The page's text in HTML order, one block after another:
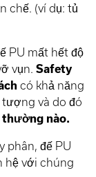
chế. (ví dụ: tủ
PU mất hết độ
vụn. Safety
có khả năng
và do đó
thường nào.
phân, đế PU
hệ với chúng